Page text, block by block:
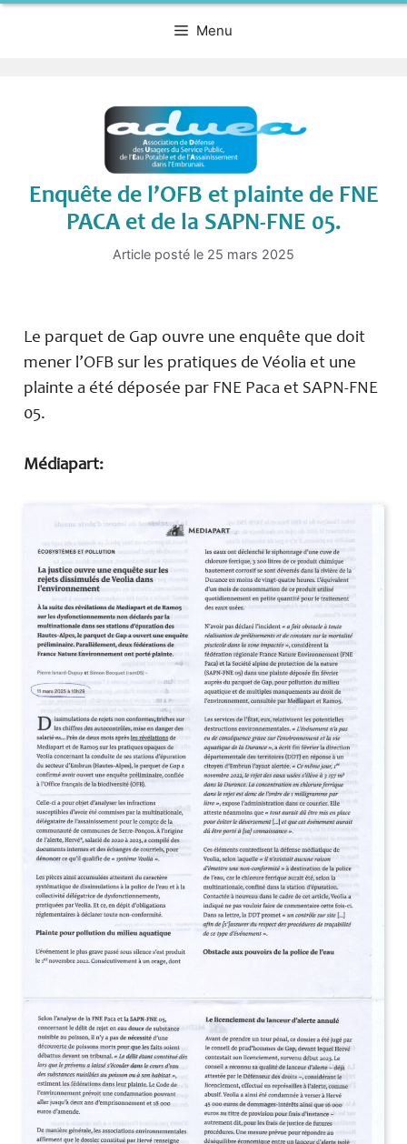
Menu
Enquête de l’OFB et plainte de FNE
PACA et de la SAPN-FNE 05.
Article posté le 25 mars 2025
Le parquet de Gap ouvre une enquête que doit
mener l’OFB sur les pratiques de Véolia et une
plainte a été déposée par FNE Paca et SAPN-FNE
05.
Médiapart: